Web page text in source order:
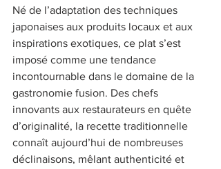
Né de l’adaptation des techniques
japonaises aux produits locaux et aux
inspirations exotiques, ce plat s’est
imposé comme une tendance
incontournable dans le domaine de la
gastronomie fusion. Des chefs
innovants aux restaurateurs en quête
d’originalité, la recette traditionnelle
connaît aujourd’hui de nombreuses
déclinaisons, mêlant authenticité et